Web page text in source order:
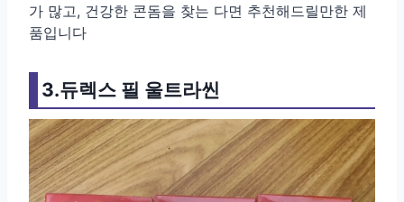
가 많고, 건강한 콘돔을 찾는 다면 추천해드릴만한 제
품입니다
3.듀렉스 필 울트라씬